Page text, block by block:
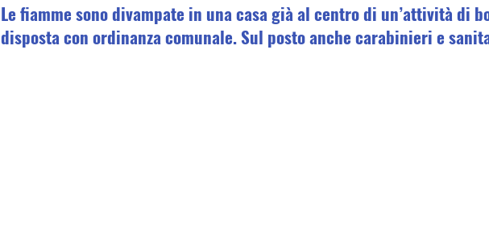
Le fiamme sono divampate in una casa già al centro di un’attività di
disposta con ordinanza comunale. Sul posto anche carabinieri e